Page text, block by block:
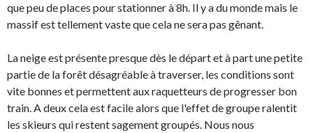
que peu de places pour stationner à 8h. Il y a du monde mais le
massif est tellement vaste que cela ne sera pas gênant.
La neige est présente presque dès le départ et à part une petite
partie de la forêt désagréable à traverser, les conditions sont
vite bonnes et permettent aux raquetteurs de progresser bon
train. A deux cela est facile alors que l'effet de groupe ralentit
les skieurs qui restent sagement groupés. Nous nous